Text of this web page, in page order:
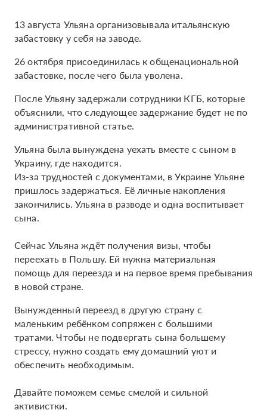
13 августа Ульяна организовывала итальянскую
забастовку у себя на заводе.
26 октября присоединилась к общенациональной
забастовке, после чего была уволена.
После Ульяну задержали сотрудники КГБ, которые
объяснили, что следующее задержание будет не по
административной статье.
Ульяна была вынуждена уехать вместе с сыном в
Украину, где находится.
Из-за трудностей с документами, в Украине Ульяне
пришлось задержаться. Её личные накопления
закончились. Ульяна в разводе и одна воспитывает
сына.
Сейчас Ульяна ждёт получения визы, чтобы
переехать в Польшу. Ей нужна материальная
помощь для переезда и на первое время пребывания
в новой стране.
Вынужденный переезд в другую страну с
маленьким ребёнком сопряжен с большими
тратами. Чтобы не подвергать сына большему
стрессу, нужно создать ему домашний уют и
обеспечить необходимым.
Давайте поможем семье смелой и сильной
активистки.